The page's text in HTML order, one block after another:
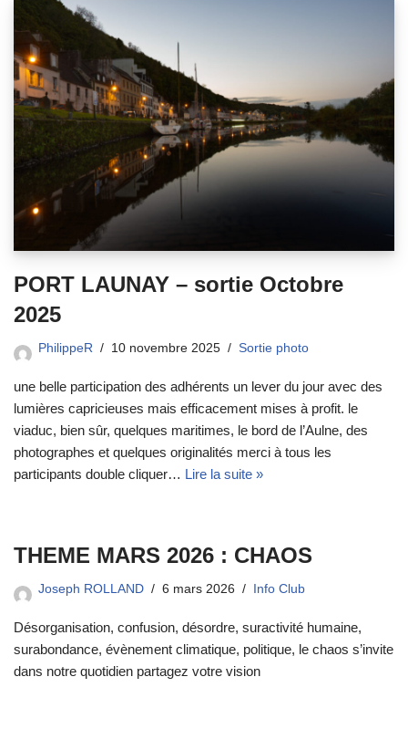
PORT LAUNAY – sortie Octobre
2025
PhilippeR 10 novembre 2025 Sortie photo
une belle participation des adhérents un lever du jour avec des
lumières capricieuses mais efficacement mises à profit. le
viaduc, bien sûr, quelques maritimes, le bord de l’Aulne, des
photographes et quelques originalités merci à tous les
participants double cliquer… Lire la suite »
THEME MARS 2026 : CHAOS
Joseph ROLLAND 6 mars 2026 Info Club
Désorganisation, confusion, désordre, suractivité humaine,
surabondance, évènement climatique, politique, le chaos s’invite
dans notre quotidien partagez votre vision